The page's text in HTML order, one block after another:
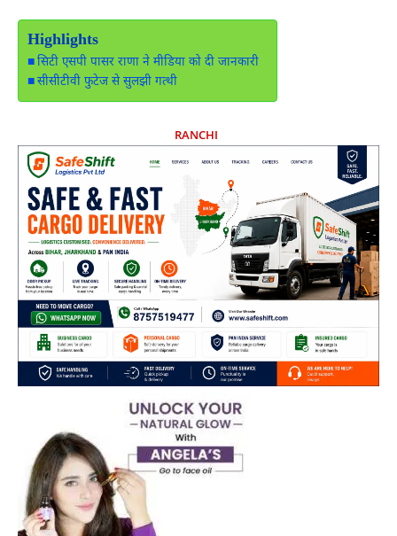
Highlights
सिटी एसपी पासर राणा ने मीडिया को दी जानकारी
सीसीटीवी फुटेज से सुलझी गत्थी
RANCHI